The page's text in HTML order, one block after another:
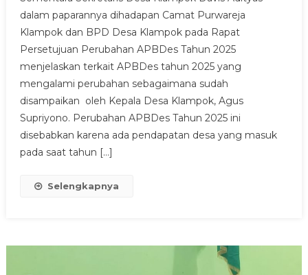
KLAMPOK
:
“EMPAT
BIDANG
SATU
ANGGARAN
dalam paparannya dihadapan Camat Purwareja
Klampok dan BPD Desa Klampok pada Rapat
Persetujuan Perubahan APBDes Tahun 2025
menjelaskan terkait APBDes tahun 2025 yang
mengalami perubahan sebagaimana sudah
disampaikan oleh Kepala Desa Klampok, Agus
Supriyono. Perubahan APBDes Tahun 2025 ini
disebabkan karena ada pendapatan desa yang masuk
pada saat tahun […]
Selengkapnya